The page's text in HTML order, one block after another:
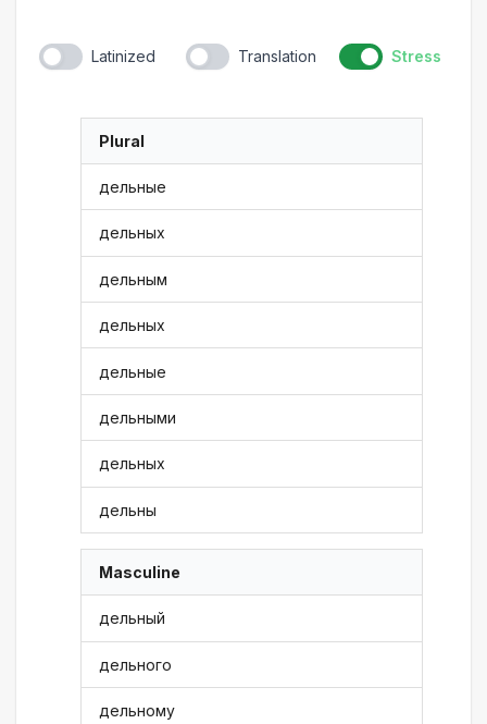
Latinized Translation Stress
Plural
дельные
дельных
дельным
дельных
дельные
дельными
дельных
дельны
Masculine
дельный
дельного
дельному